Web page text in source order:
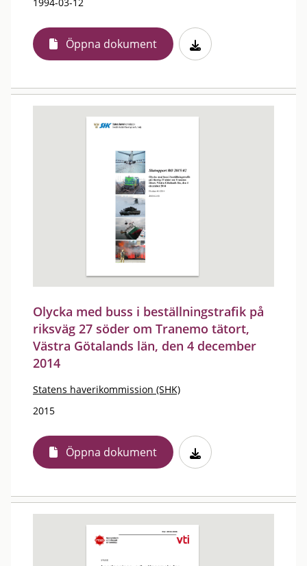
Öppna dokument
Olycka med buss i beställningstrafik på
riksväg 27 söder om Tranemo tätort,
Västra Götalands län, den 4 december
2014
Statens haverikommission (SHK)
2015
Öppna dokument